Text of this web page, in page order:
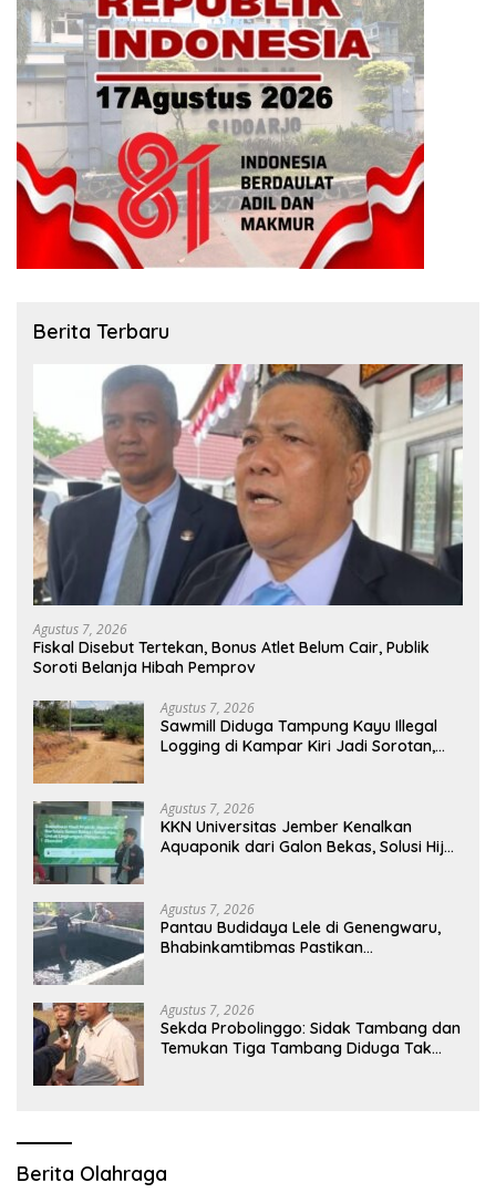
Berita Terbaru
Agustus 7, 2026
Fiskal Disebut Tertekan, Bonus Atlet Belum Cair, Publik
Soroti Belanja Hibah Pemprov
Agustus 7, 2026
Sawmill Diduga Tampung Kayu Illegal
Logging di Kampar Kiri Jadi Sorotan,
Agustus 7, 2026
KKN Universitas Jember Kenalkan
Aquaponik dari Galon Bekas, Solusi Hijau
Agustus 7, 2026
Pantau Budidaya Lele di Genengwaru,
Bhabinkamtibmas Pastikan
Agustus 7, 2026
Sekda Probolinggo: Sidak Tambang dan
Temukan Tiga Tambang Diduga Tak
Berita Olahraga